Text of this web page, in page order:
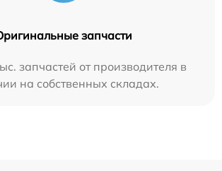
запчасти
запчастей от производителя в
на собственных складах.